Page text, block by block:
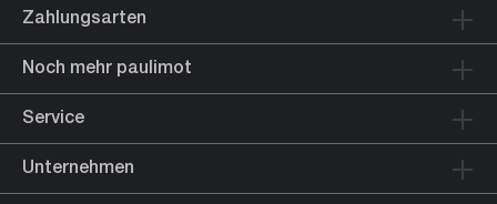
Zahlungsarten
Noch mehr paulimot
Service
Unternehmen